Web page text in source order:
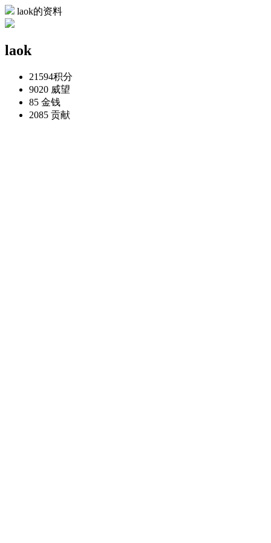
laok的资料
laok
21594积分
9020 威望
85 金钱
2085 贡献